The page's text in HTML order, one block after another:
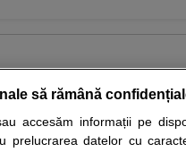
simptome Interpretare
să rămână
accesăm informații pe
prelucrarea datelor cu